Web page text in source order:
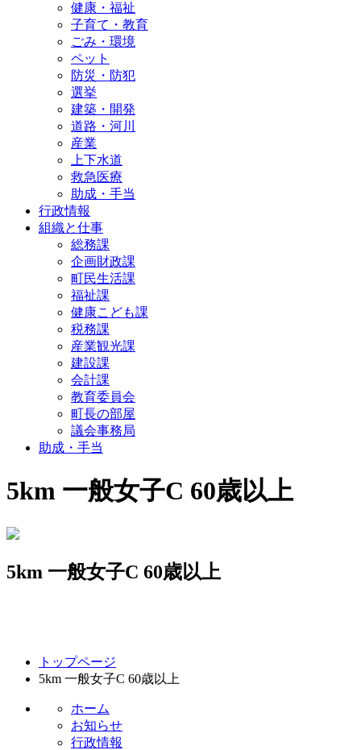
健康・福祉
子育て・教育
ごみ・環境
ペット
防災・防犯
選挙
建築・開発
道路・河川
産業
上下水道
救急医療
助成・手当
行政情報
組織と仕事
総務課
企画財政課
町民生活課
福祉課
健康こども課
税務課
産業観光課
建設課
会計課
教育委員会
町長の部屋
議会事務局
助成・手当
5km 一般女子C 60歳以上
5km 一般女子C 60歳以上
トップページ
5km 一般女子C 60歳以上
ホーム
お知らせ
行政情報